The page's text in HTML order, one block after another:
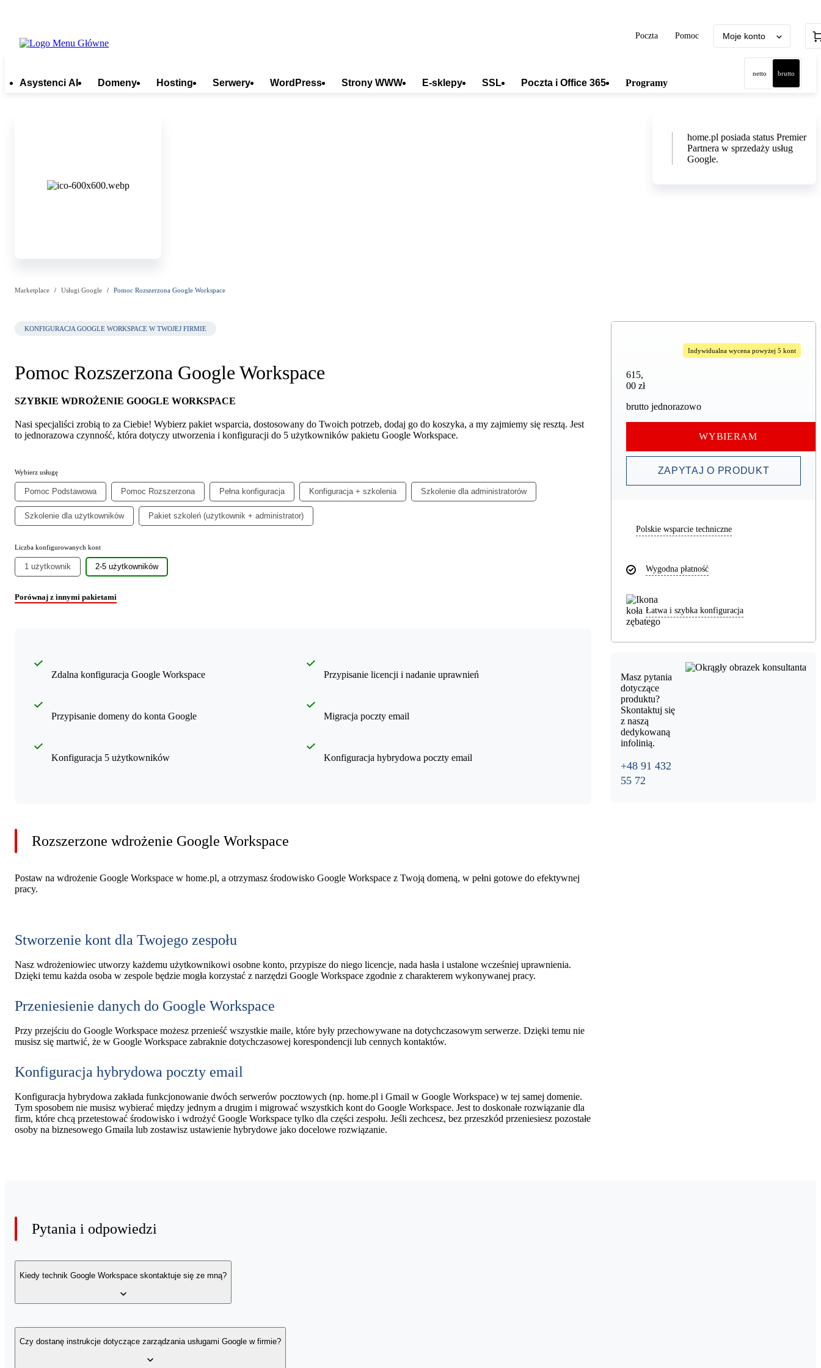
Poczta Pomoc Moje konto
Asystenci AI Domeny Hosting Serwery WordPress Strony WWW E-sklepy SSL Poczta i Office 365 Programy
netto brutto
home.pl posiada status Premier
Partnera w sprzedaży usług
Google.
Marketplace Usługi Google Pomoc Rozszerzona Google Workspace
KONFIGURACJA GOOGLE WORKSPACE W TWOJEJ FIRMIE
Pomoc Rozszerzona Google Workspace
SZYBKIE WDROŻENIE GOOGLE WORKSPACE
Nasi specjaliści zrobią to za Ciebie! Wybierz pakiet wsparcia, dostosowany do Twoich potrzeb, dodaj go do koszyka, a my zajmiemy się resztą. Jest
to jednorazowa czynność, która dotyczy utworzenia i konfiguracji do 5 użytkowników pakietu Google Workspace.
Wybierz usługę
Pomoc Podstawowa Pomoc Rozszerzona Pełna konfiguracja Konfiguracja + szkolenia Szkolenie dla administratorów
Szkolenie dla użytkowników Pakiet szkoleń (użytkownik + administrator)
Liczba konfigurowanych kont
1 użytkownik 2-5 użytkowników
Porównaj z innymi pakietami
Zdalna konfiguracja Google Workspace
Przypisanie domeny do konta Google
Konfiguracja 5 użytkowników
Przypisanie licencji i nadanie uprawnień
Migracja poczty email
Konfiguracja hybrydowa poczty email
Rozszerzone wdrożenie Google Workspace
Postaw na wdrożenie Google Workspace w home.pl, a otrzymasz środowisko Google Workspace z Twoją domeną, w pełni gotowe do efektywnej
pracy.
Stworzenie kont dla Twojego zespołu
Nasz wdrożeniowiec utworzy każdemu użytkownikowi osobne konto, przypisze do niego licencje, nada hasła i ustalone wcześniej uprawnienia.
Dzięki temu każda osoba w zespole będzie mogła korzystać z narzędzi Google Workspace zgodnie z charakterem wykonywanej pracy.
Przeniesienie danych do Google Workspace
Przy przejściu do Google Workspace możesz przenieść wszystkie maile, które były przechowywane na dotychczasowym serwerze. Dzięki temu nie
musisz się martwić, że w Google Workspace zabraknie dotychczasowej korespondencji lub cennych kontaktów.
Konfiguracja hybrydowa poczty email
Konfiguracja hybrydowa zakłada funkcjonowanie dwóch serwerów pocztowych (np. home.pl i Gmail w Google Workspace) w tej samej domenie.
Tym sposobem nie musisz wybierać między jednym a drugim i migrować wszystkich kont do Google Workspace. Jest to doskonałe rozwiązanie dla
firm, które chcą przetestować środowisko i wdrożyć Google Workspace tylko dla części zespołu. Jeśli zechcesz, bez przeszkód przeniesiesz pozostałe
osoby na biznesowego Gmaila lub zostawisz ustawienie hybrydowe jako docelowe rozwiązanie.
Indywidualna wycena powyżej 5 kont
615,00 zł
615,
00 zł
brutto jednorazowo
WYBIERAM
ZAPYTAJ O PRODUKT
Polskie wsparcie techniczne
Wygodna płatność
Łatwa i szybka konfiguracja
Masz pytania
dotyczące
produktu?
Skontaktuj się
z naszą
dedykowaną
infolinią.
+48 91 432
55 72
Pytania i odpowiedzi
Kiedy technik Google Workspace skontaktuje się ze mną?
Telefonu od wdrożeniowca możesz spodziewać się najpóźniej na drugi dzień roboczy od daty opłacenia zamówienia. Zazwyczaj jednak szczegóły wdrożenia udaje się doprecyzować jeszcze tego samego
dnia.
Podczas rozmowy ustalicie m.in. nazwę domeny do konfiguracji, liczbę użytkowników i ich docelowe uprawnienia.
Czy dostanę instrukcje dotyczące zarządzania usługami Google w firmie?